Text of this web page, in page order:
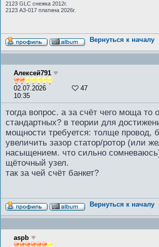
2123 GLC снежка 2012г.
2123 А3-017 платина 2026г.
Вернуться к началу
Алексей791
02.07.2026
10:35
47
тогда вопрос. а за счёт чего моща то
стандартных? в теории для
мощности требуется: толще провод,
увеличить зазор статор/ротор (или
насыщением. что сильно
щёточный узел.
так за чей счёт банкет?
Вернуться к началу
aspb